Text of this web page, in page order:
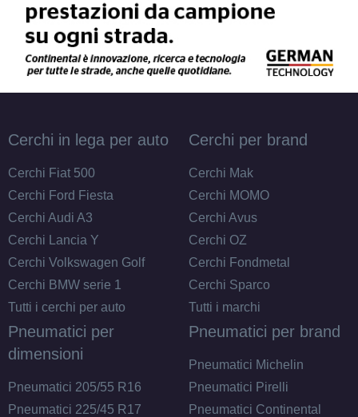
Cerchi in lega per auto
Cerchi Fiat 500
Cerchi Ford Fiesta
Cerchi Audi A3
Cerchi Lancia Y
Cerchi Volkswagen Golf
Cerchi BMW serie 1
Tutti i cerchi per auto
Cerchi per brand
Cerchi Mak
Cerchi MOMO
Cerchi Avus
Cerchi OZ
Cerchi Fondmetal
Cerchi Sparco
Tutti i marchi
Pneumatici per
dimensioni
Pneumatici 205/55 R16
Pneumatici 225/45 R17
Pneumatici per brand
Pneumatici Michelin
Pneumatici Pirelli
Pneumatici Continental